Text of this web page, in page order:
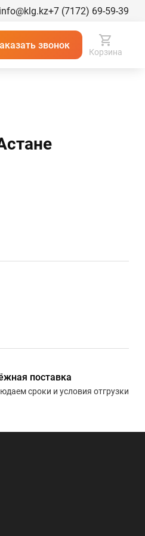
info@klg.kz+7 (7172) 69-59-39
звонок
Корзина
поставка
сроки и условия отгрузки